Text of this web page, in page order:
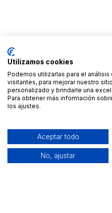
Utilizamos cookies
Podemos utilizarlas para el
visitantes, para mejorar nuestro
personalizado y brindarle una
Para obtener más información
los ajustes.
Aceptar todo
No, ajustar